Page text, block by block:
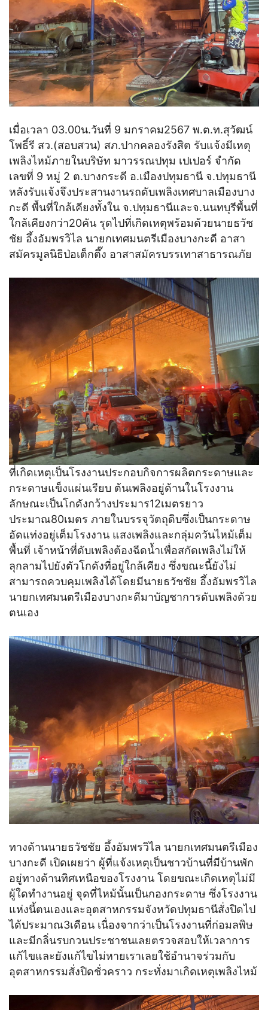
เมื่อเวลา 03.00น.วันที่ 9 มกราคม2567 พ.ต.ท.สุวัฒน์
โพธิ์รี สว.(สอบสวน) สภ.ปากคลองรังสิต รับแจ้งมีเหตุ
เพลิงไหม้ภายในบริษัท มาวรรณปทุม เปเปอร์ จำกัด
เลขที่ 9 หมู่ 2 ต.บางกระดี อ.เมืองปทุมธานี จ.ปทุมธานี
หลังรับแจ้งจึงประสานงานรถดับเพลิงเทศบาลเมืองบาง
กะดี พื้นที่ใกล้เคียงทั้งใน จ.ปทุมธานีและจ.นนทบุรีพื้นที่
ใกล้เคียงกว่า20คัน รุดไปที่เกิดเหตุพร้อมด้วยนายธวัช
ชัย อึ้งอัมพรวิไล นายกเทศมนตรีเมืองบางกะดี อาสา
สมัครมูลนิธิป่อเต็กตึ๊ง อาสาสมัครบรรเทาสาธารณภัย
ที่เกิดเหตุเป็นโรงงานประกอบกิจการผลิตกระดาษและ
กระดาษแข็งแผ่นเรียบ ต้นเพลิงอยู่ด้านในโรงงาน
ลักษณะเป็นโกดังกว้างประมาร12เมตรยาว
ประมาณ80เมตร ภายในบรรจุวัตถุดิบซึ่งเป็นกระดาษ
อัดแท่งอยู่เต็มโรงงาน แสงเพลิงและกลุ่มควันไหม้เต็ม
พื้นที่ เจ้าหน้าที่ดับเพลิงต้องฉีดน้ำเพื่อสกัดเพลิงไม่ให้
ลุกลามไปยังตัวโกดังที่อยู่ใกล้เคียง ซึ่งขณะนี้ยังไม่
สามารถควบคุมเพลิงได้โดยมีนายธวัชชัย อึ้งอัมพรวิไล
นายกเทศมนตรีเมืองบางกะดีมาบัญชาการดับเพลิงด้วย
ตนเอง
ทางด้านนายธวัชชัย อึ้งอัมพรวิไล นายกเทศมนตรีเมือง
บางกะดี เปิดเผยว่า ผู้ที่แจ้งเหตุเป็นชาวบ้านที่มีบ้านพัก
อยู่ทางด้านทิศเหนือของโรงงาน โดยขณะเกิดเหตุไม่มี
ผู้ใดทำงานอยู่ จุดที่ไหม้นั้นเป็นกองกระดาษ ซึ่งโรงงาน
แห่งนี้ตนเองและอุตสาหกรรมจังหวัดปทุมธานีสั่งปิดไป
ได้ประมาณ3เดือน เนื่องจากว่าเป็นโรงงานที่ก่อมลพิษ
และมีกลิ่นรบกวนประชาชนเลยตรวจสอบให้เวลาการ
แก้ไขและยังแก้ไขไม่หายเราเลยใช้อำนาจร่วมกับ
อุตสาหกรรมสั่งปิดชั่วคราว กระทั่งมาเกิดเหตุเพลิงไหม้